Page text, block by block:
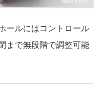
ールにはコントロール
まで無段階で調整可能